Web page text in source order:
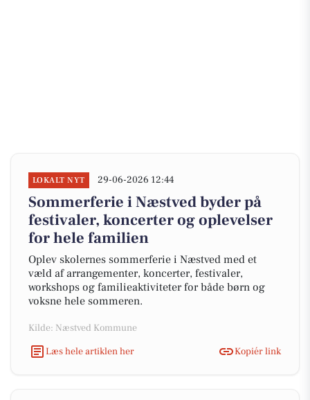
LOKALT NYT 29-06-2026 12:44
Sommerferie i Næstved byder på
festivaler, koncerter og oplevelser
for hele familien
Oplev skolernes sommerferie i Næstved med et
væld af arrangementer, koncerter, festivaler,
workshops og familieaktiviteter for både børn og
voksne hele sommeren.
Kilde: Næstved Kommune
Læs hele artiklen her
Kopiér link